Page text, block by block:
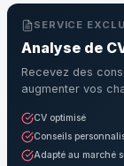
SERVICE
Analyse de
Recevez des
augmenter vos
CV optimisé
Conseils
Adapté au marché